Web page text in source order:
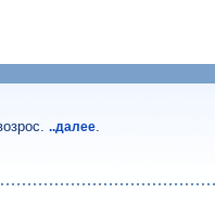
..далее